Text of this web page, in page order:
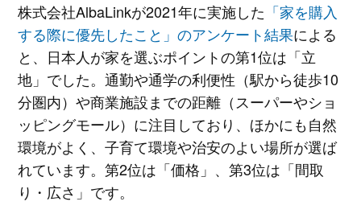
株式会社AlbaLinkが2021年に実施した 「家を購入
する際に優先したこと」のアンケート結果による
と、日本人が家を選ぶポイントの第1位は「立
地」でした。通勤や通学の利便性（駅から徒歩10
分圏内）や商業施設までの距離（スーパーやショ
ッピングモール）に注目しており、ほかにも自然
環境がよく、子育て環境や治安のよい場所が選ば
れています。第2位は「価格」、第3位は「間取
り・広さ」です。